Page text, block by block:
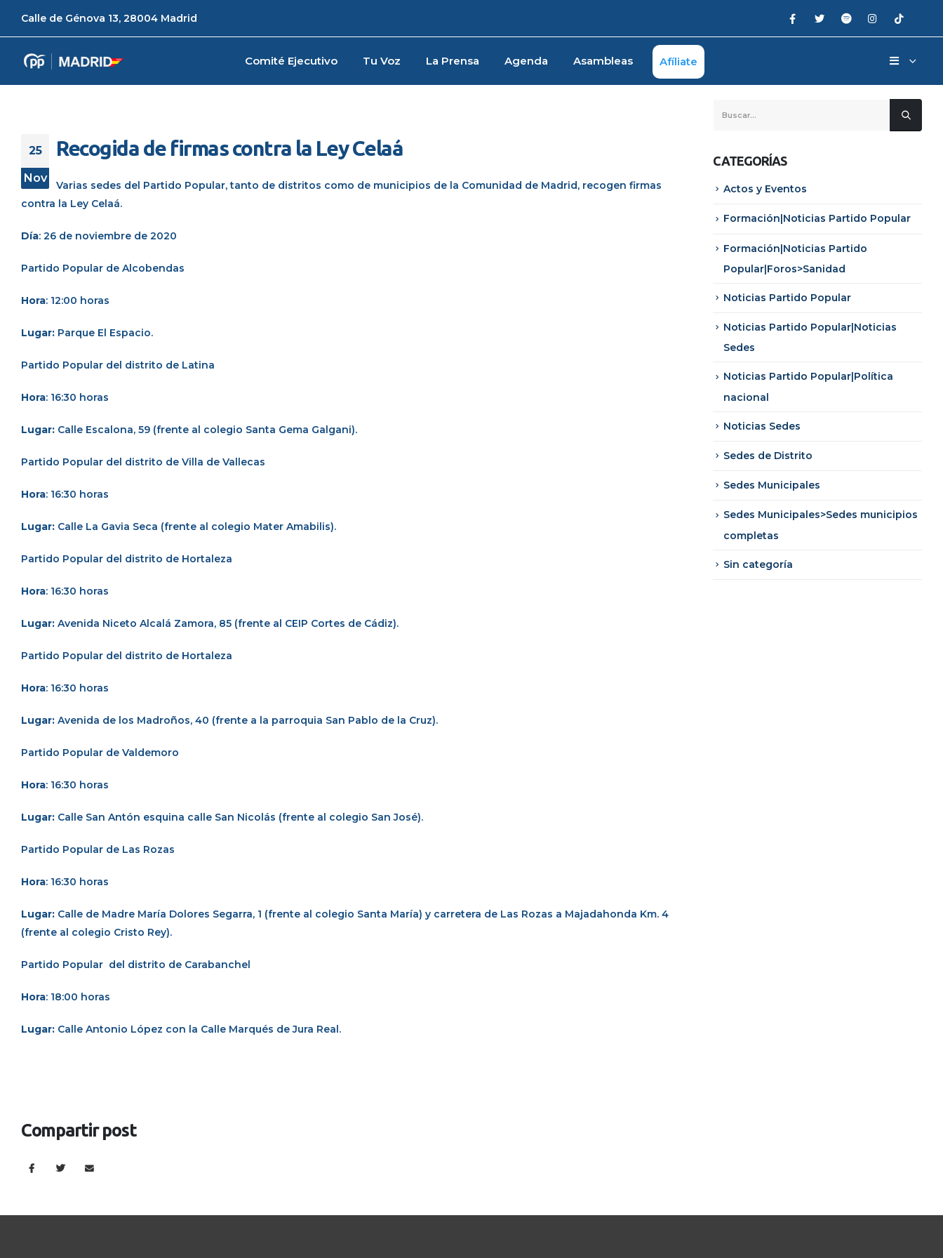
Calle de Génova 13, 28004 Madrid
Comité Ejecutivo Tu Voz La Prensa Agenda Asambleas Afíliate
25
Nov
Recogida de firmas contra la Ley Celaá
Varias sedes del Partido Popular, tanto de distritos como de municipios de la Comunidad de Madrid, recogen firmas
contra la Ley Celaá.
Día: 26 de noviembre de 2020
Partido Popular de Alcobendas
Hora: 12:00 horas
Lugar: Parque El Espacio.
Partido Popular del distrito de Latina
Hora: 16:30 horas
Lugar: Calle Escalona, 59 (frente al colegio Santa Gema Galgani).
Partido Popular del distrito de Villa de Vallecas
Hora: 16:30 horas
Lugar: Calle La Gavia Seca (frente al colegio Mater Amabilis).
Partido Popular del distrito de Hortaleza
Hora: 16:30 horas
Lugar: Avenida Niceto Alcalá Zamora, 85 (frente al CEIP Cortes de Cádiz).
Partido Popular del distrito de Hortaleza
Hora: 16:30 horas
Lugar: Avenida de los Madroños, 40 (frente a la parroquia San Pablo de la Cruz).
Partido Popular de Valdemoro
Hora: 16:30 horas
Lugar: Calle San Antón esquina calle San Nicolás (frente al colegio San José).
Partido Popular de Las Rozas
Hora: 16:30 horas
Lugar: Calle de Madre María Dolores Segarra, 1 (frente al colegio Santa María) y carretera de Las Rozas a Majadahonda Km. 4
(frente al colegio Cristo Rey).
Partido Popular del distrito de Carabanchel
Hora: 18:00 horas
Lugar: Calle Antonio López con la Calle Marqués de Jura Real.
Compartir post
CATEGORÍAS
Actos y Eventos
Formación|Noticias Partido Popular
Formación|Noticias Partido
Popular|Foros>Sanidad
Noticias Partido Popular
Noticias Partido Popular|Noticias
Sedes
Noticias Partido Popular|Política
nacional
Noticias Sedes
Sedes de Distrito
Sedes Municipales
Sedes Municipales>Sedes municipios
completas
Sin categoría